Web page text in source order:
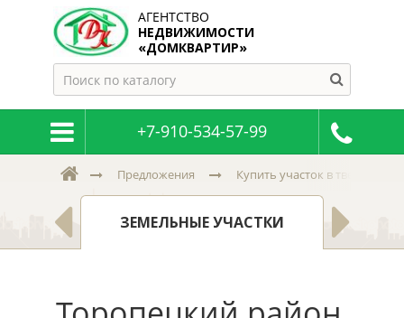
АГЕНТСТВО
НЕДВИЖИМОСТИ
«ДОМКВАРТИР»
+7-910-534-57-99
Предложения Купить участок в тверской и
ЗЕМЕЛЬНЫЕ УЧАСТКИ